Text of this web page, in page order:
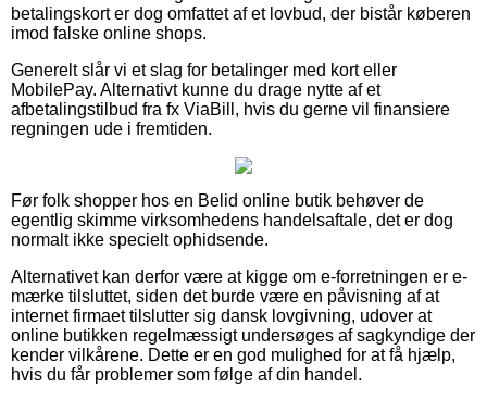
betalingskort er dog omfattet af et lovbud, der bistår køberen
imod falske online shops.
Generelt slår vi et slag for betalinger med kort eller
MobilePay. Alternativt kunne du drage nytte af et
afbetalingstilbud fra fx ViaBill, hvis du gerne vil finansiere
regningen ude i fremtiden.
Før folk shopper hos en Belid online butik behøver de
egentlig skimme virksomhedens handelsaftale, det er dog
normalt ikke specielt ophidsende.
Alternativet kan derfor være at kigge om e-forretningen er e-
mærke tilsluttet, siden det burde være en påvisning af at
internet firmaet tilslutter sig dansk lovgivning, udover at
online butikken regelmæssigt undersøges af sagkyndige der
kender vilkårene. Dette er en god mulighed for at få hjælp,
hvis du får problemer som følge af din handel.